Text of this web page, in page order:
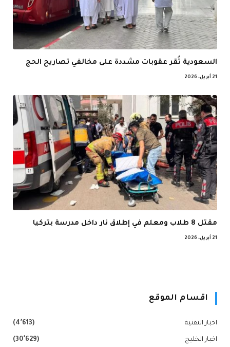
السعودية تُقر عقوبات مشددة على مخالفي تصاريح الحج
21 أبريل، 2026
مقتل 8 طلاب ومعلم في إطلاق نار داخل مدرسة بتركيا
21 أبريل، 2026
اقسام الموقع
اخبار التقنية (4٬613)
اخبار الخليج (30٬629)